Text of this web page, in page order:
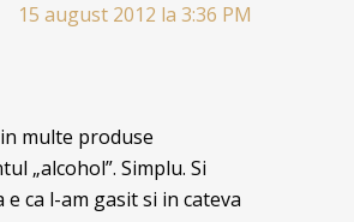
15 august 2012 la 3:36 PM
multe produse
„alcohol”. Simplu. Si
e ca l-am gasit si in cateva